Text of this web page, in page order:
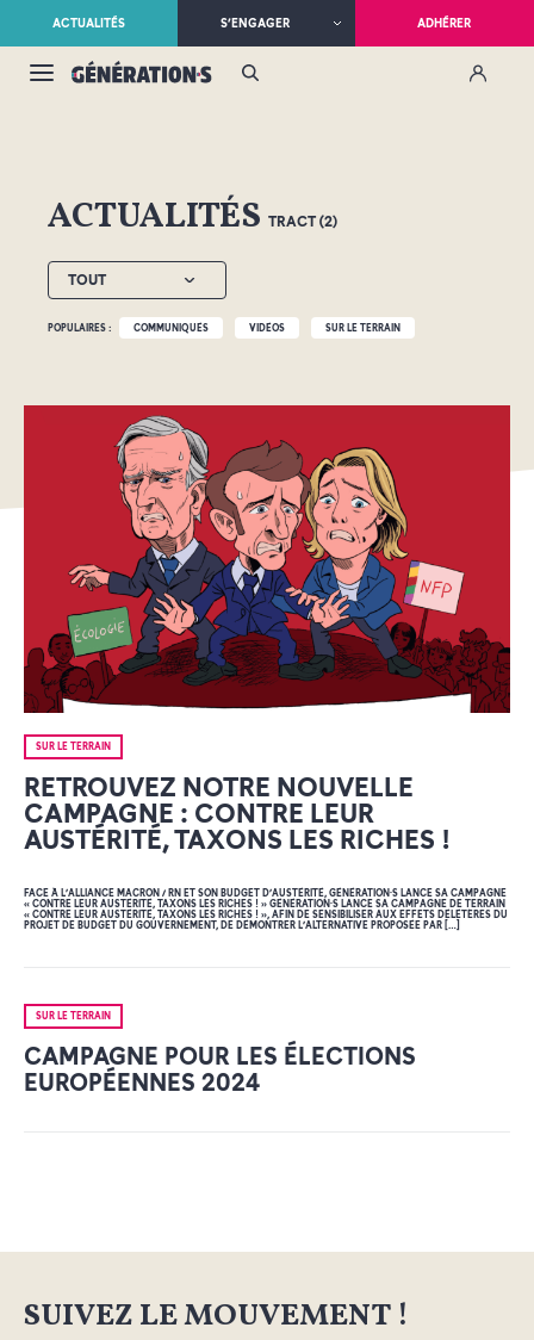
ACTUALITÉS S’ENGAGER ADHÉRER
ACTUALITÉS TRACT (2)
TOUT
POPULAIRES : COMMUNIQUÉS VIDÉOS SUR LE TERRAIN
SUR LE TERRAIN
RETROUVEZ NOTRE NOUVELLE
CAMPAGNE : CONTRE LEUR
AUSTÉRITÉ, TAXONS LES RICHES !
FACE À L’ALLIANCE MACRON / RN ET SON BUDGET D’AUSTÉRITÉ, GÉNÉRATION·S LANCE SA CAMPAGNE
« CONTRE LEUR AUSTÉRITÉ, TAXONS LES RICHES ! » GÉNÉRATION·S LANCE SA CAMPAGNE DE TERRAIN
« CONTRE LEUR AUSTÉRITÉ, TAXONS LES RICHES ! », AFIN DE SENSIBILISER AUX EFFETS DÉLÉTÈRES DU
PROJET DE BUDGET DU GOUVERNEMENT, DE DÉMONTRER L’ALTERNATIVE PROPOSÉE PAR […]
SUR LE TERRAIN
CAMPAGNE POUR LES ÉLECTIONS
EUROPÉENNES 2024
SUIVEZ LE MOUVEMENT !